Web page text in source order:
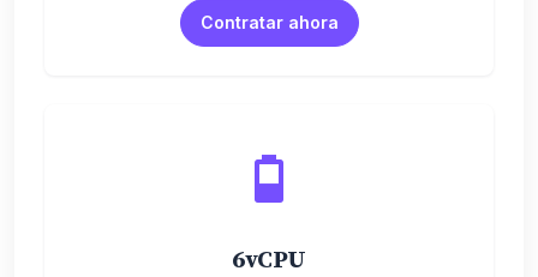
Contratar ahora
6vCPU